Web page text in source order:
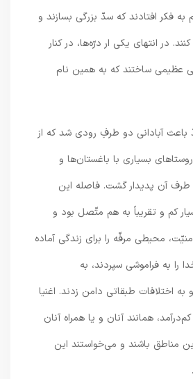
فكر افتادند كه سدّ بزرگى بسازند و
در انتهاى يكى ار درّه‌ها، در كنار
عظيمى ساختند كه به همين نام
آبادانى دو طرفِ رودى شد كه از
بسيارى با باغستان‌ها و
طرف آن پديدار گشت. فاصله اين
كم و تقريباً به هم متّصل بود و
محيطى مرفّه را براى زندگى آماده
را به فراموشى سپردند، به
اختلافات طبقاتى دامن زدند. اغنيا
همانند آنان و يا همراه آنان
مناطق باشند و مى‌خواستند اين